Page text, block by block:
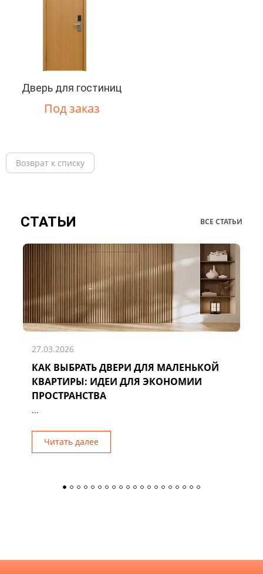
Дверь для гостиниц
Под заказ
Возврат к списку
СТАТЬИ ВСЕ СТАТЬИ
27.03.2026
КАК ВЫБРАТЬ ДВЕРИ ДЛЯ МАЛЕНЬКОЙ
КВАРТИРЫ: ИДЕИ ДЛЯ ЭКОНОМИИ
ПРОСТРАНСТВА
...
Читать далее